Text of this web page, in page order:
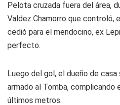
Pelota cruzada fuera del área,
Valdez Chamorro que controló,
cedió para el mendocino, ex
perfecto.
Luego del gol, el dueño de
armado al Tomba, complicando
últimos metros.